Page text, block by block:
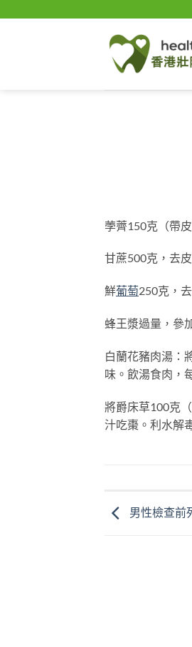
荸薺150克（帶
甘蔗500克，去
鮮葡萄250克，
蜂王漿過量，參
白蘭花豬肉湯：
味。飲湯食肉，
將爵床草100克
汁吃棗。利水解
男性檢查前